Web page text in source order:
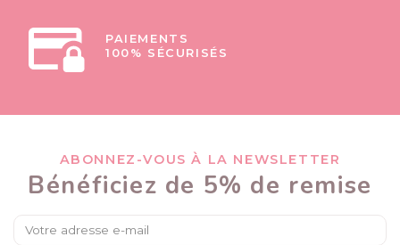
PAIEMENTS
100% SÉCURISÉS
ABONNEZ-VOUS À LA NEWSLETTER
Bénéficiez de 5% de remise